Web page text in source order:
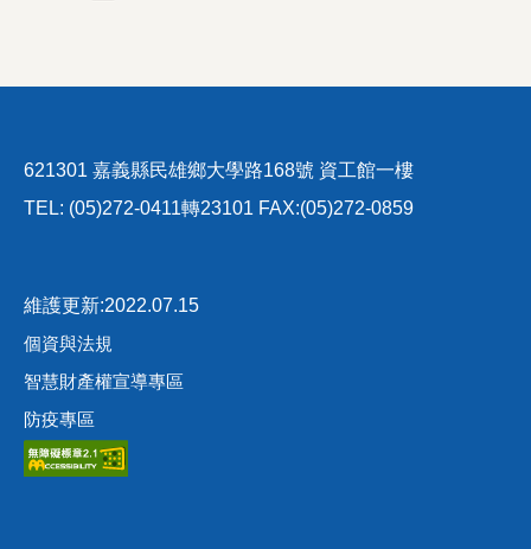
621301 嘉義縣民雄鄉大學路168號 資工館一樓
TEL: (05)272-0411轉23101 FAX:(05)272-0859
維護更新:2022.07.15
個資與法規
智慧財產權宣導專區
防疫專區